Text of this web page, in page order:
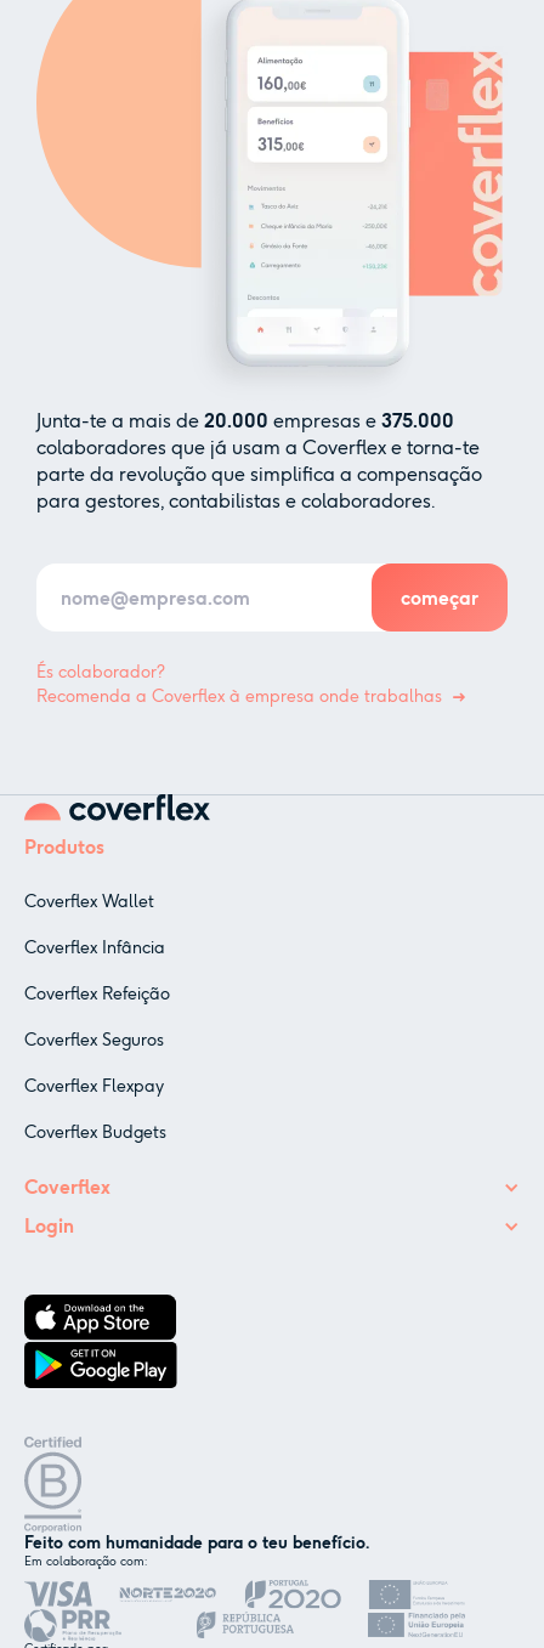
Junta-te a mais de 20.000 empresas e 375.000
colaboradores que já usam a Coverflex e torna-te
parte da revolução que simplifica a compensação
para gestores, contabilistas e colaboradores.
És colaborador?
Recomenda a Coverflex à empresa onde trabalhas
Produtos
Coverflex Wallet
Coverflex Infância
Coverflex Refeição
Coverflex Seguros
Coverflex Flexpay
Coverflex Budgets
Coverflex
Login
Feito com humanidade para o teu benefício.
Em colaboração com:
Nós e os nossos parceiros usamos cookies ou
tecnologias semelhantes, conforme